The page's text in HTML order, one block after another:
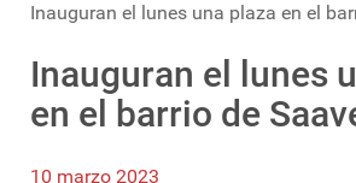
Inauguran el lunes una plaza en el
Inauguran el lunes
en el barrio de
10 marzo 2023